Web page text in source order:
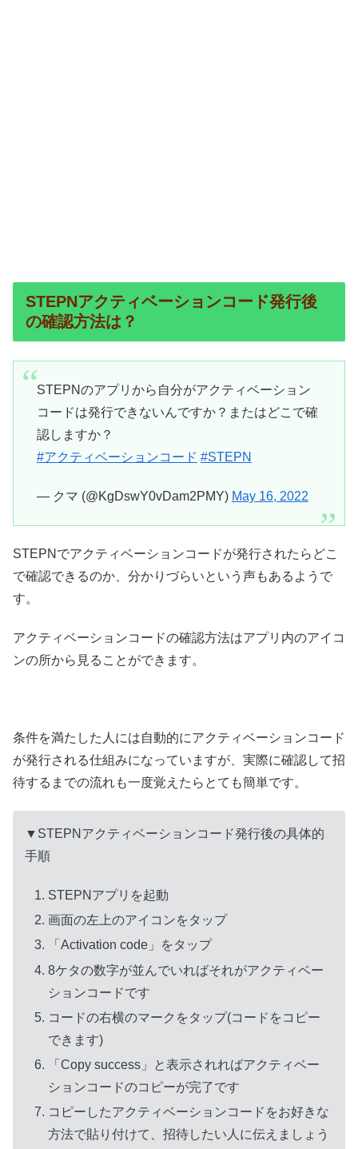
STEPNアクティベーションコード発行後
の確認方法は？
STEPNのアプリから自分がアクティベーション
コードは発行できないんですか？またはどこで確
認しますか？
#アクティベーションコード #STEPN
— クマ (@KgDswY0vDam2PMY) May 16, 2022
STEPNでアクティベーションコードが発行されたらどこ
で確認できるのか、分かりづらいという声もあるようで
す。
アクティベーションコードの確認方法はアプリ内のアイコ
ンの所から見ることができます。
条件を満たした人には自動的にアクティベーションコード
が発行される仕組みになっていますが、実際に確認して招
待するまでの流れも一度覚えたらとても簡単です。
▼STEPNアクティベーションコード発行後の具体的
手順
STEPNアプリを起動
画面の左上のアイコンをタップ
「Activation code」をタップ
8ケタの数字が並んでいればそれがアクティベー
ションコードです
コードの右横のマークをタップ(コードをコピー
できます)
「Copy success」と表示されればアクティベー
ションコードのコピーが完了です
コピーしたアクティベーションコードをお好きな
方法で貼り付けて、招待したい人に伝えましょう